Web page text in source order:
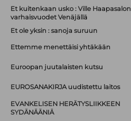
Et kuitenkaan usko : Ville Haapasalon
varhaisvuodet Venäjällä
Et ole yksin : sanoja suruun
Ettemme menettäisi yhtäkään
Euroopan juutalaisten kutsu
EUROSANAKIRJA uudistettu laitos
EVANKELISEN HERÄTYSLIIKKEEN
SYDÄNÄÄNIÄ